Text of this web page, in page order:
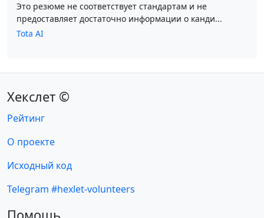
Это резюме не соответствует стандартам и не
предоставляет достаточно информации о канди...
Tota AI
Хекслет ©
Рейтинг
О проекте
Исходный код
Telegram #hexlet-volunteers